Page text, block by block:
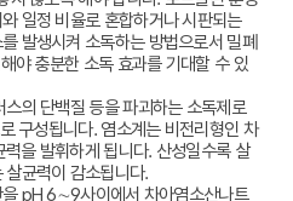
일정 비율로 혼합하거나 시판되는
발생시켜 소독하는 방법으로서 밀폐
야 충분한 소독 효과를 기대할 수 있
의 단백질 등을 파괴하는 소독제로
구성됩니다. 염소계는 비전리형인 차
을 발휘하게 됩니다. 산성일수록 살
균력이 감소됩니다.
pH 6∼9사이에서 차아염소산나트